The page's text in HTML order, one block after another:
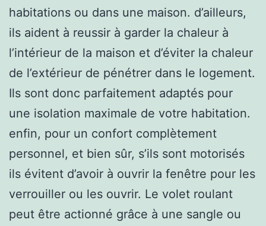
habitations ou dans une maison. d’ailleurs,
ils aident à reussir à garder la chaleur à
l’intérieur de la maison et d’éviter la chaleur
de l’extérieur de pénétrer dans le logement.
Ils sont donc parfaitement adaptés pour
une isolation maximale de votre habitation.
enfin, pour un confort complètement
personnel, et bien sûr, s’ils sont motorisés
ils évitent d’avoir à ouvrir la fenêtre pour les
verrouiller ou les ouvrir. Le volet roulant
peut être actionné grâce à une sangle ou